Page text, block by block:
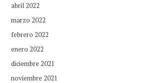
abril 2022
marzo 2022
febrero 2022
enero 2022
diciembre 2021
noviembre 2021